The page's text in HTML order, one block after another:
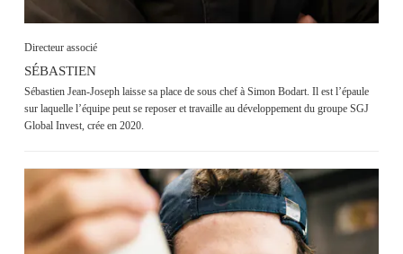
Directeur associé
SÉBASTIEN
Sébastien Jean-Joseph laisse sa place de sous chef à Simon Bodart. Il est l’épaule
sur laquelle l’équipe peut se reposer et travaille au développement du groupe SGJ
Global Invest, crée en 2020.